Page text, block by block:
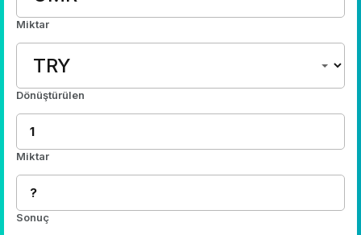
Miktar
Dönüştürülen
Miktar
Sonuç